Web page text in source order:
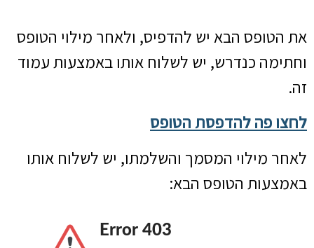
את הטופס הבא יש להדפיס, ולאחר מילוי הטופס
וחתימה כנדרש, יש לשלוח אותו באמצעות עמוד
זה.
לחצו פה להדפסת הטופס
לאחר מילוי המסמך והשלמתו, יש לשלוח אותו
באמצעות הטופס הבא: